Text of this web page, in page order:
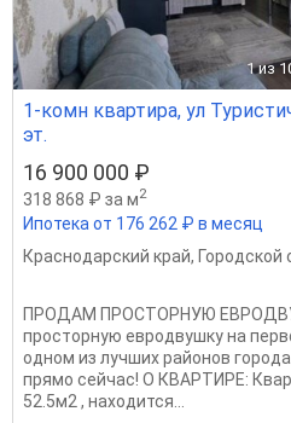
1 из
1-комн квартира, ул
эт.
16 900 000 ₽
318 868 ₽ за м2
Ипотека от 176 262 ₽ в месяц
Краснодарский край, Городской
ПРОДАМ ПРОСТОРНУЮ
просторную евродвушку на
одном из лучших районов
прямо сейчас! О КВАРТИРЕ:
52.5м2 , находится...